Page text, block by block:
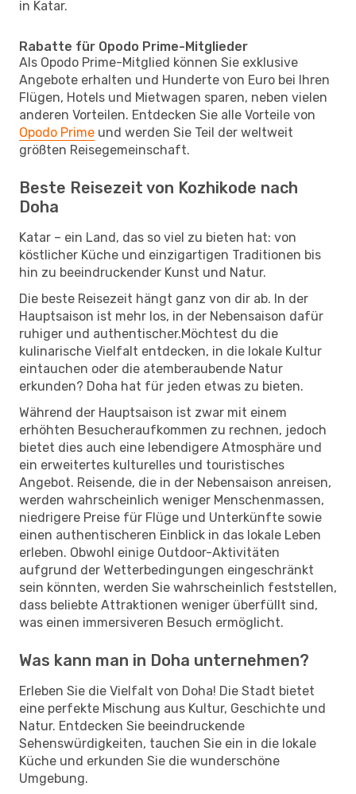
in Katar.
Rabatte für Opodo Prime-Mitglieder
Als Opodo Prime-Mitglied können Sie exklusive
Angebote erhalten und Hunderte von Euro bei Ihren
Flügen, Hotels und Mietwagen sparen, neben vielen
anderen Vorteilen. Entdecken Sie alle Vorteile von
Opodo Prime und werden Sie Teil der weltweit
größten Reisegemeinschaft.
Beste Reisezeit von Kozhikode nach
Doha
Katar – ein Land, das so viel zu bieten hat: von
köstlicher Küche und einzigartigen Traditionen bis
hin zu beeindruckender Kunst und Natur.
Die beste Reisezeit hängt ganz von dir ab. In der
Hauptsaison ist mehr los, in der Nebensaison dafür
ruhiger und authentischer.Möchtest du die
kulinarische Vielfalt entdecken, in die lokale Kultur
eintauchen oder die atemberaubende Natur
erkunden? Doha hat für jeden etwas zu bieten.
Während der Hauptsaison ist zwar mit einem
erhöhten Besucheraufkommen zu rechnen, jedoch
bietet dies auch eine lebendigere Atmosphäre und
ein erweitertes kulturelles und touristisches
Angebot. Reisende, die in der Nebensaison anreisen,
werden wahrscheinlich weniger Menschenmassen,
niedrigere Preise für Flüge und Unterkünfte sowie
einen authentischeren Einblick in das lokale Leben
erleben. Obwohl einige Outdoor-Aktivitäten
aufgrund der Wetterbedingungen eingeschränkt
sein könnten, werden Sie wahrscheinlich feststellen,
dass beliebte Attraktionen weniger überfüllt sind,
was einen immersiveren Besuch ermöglicht.
Was kann man in Doha unternehmen?
Erleben Sie die Vielfalt von Doha! Die Stadt bietet
eine perfekte Mischung aus Kultur, Geschichte und
Natur. Entdecken Sie beeindruckende
Sehenswürdigkeiten, tauchen Sie ein in die lokale
Küche und erkunden Sie die wunderschöne
Umgebung.